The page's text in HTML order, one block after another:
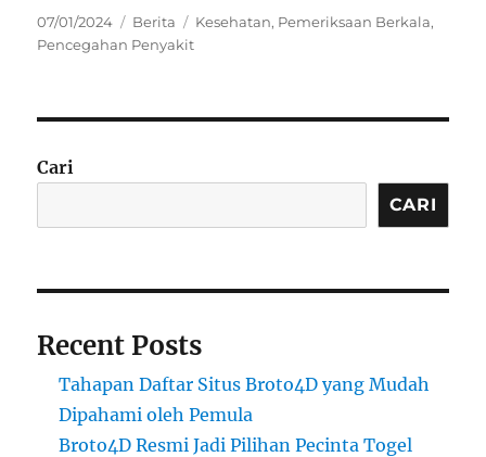
Posted
on
07/01/2024 Categories
Berita Tags
Kesehatan, Pemeriksaan Berkala,
Pencegahan Penyakit
Cari
CARI
Recent Posts
Tahapan Daftar Situs Broto4D yang Mudah
Dipahami oleh Pemula
Broto4D Resmi Jadi Pilihan Pecinta Togel